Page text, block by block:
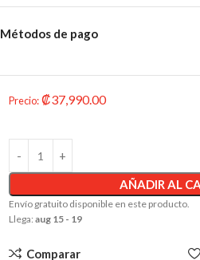
Métodos de pago
Precio:₡37,990.00
AÑADIR AL
Envío gratuito disponible en este producto.
Llega: aug 15 - 19
Comparar